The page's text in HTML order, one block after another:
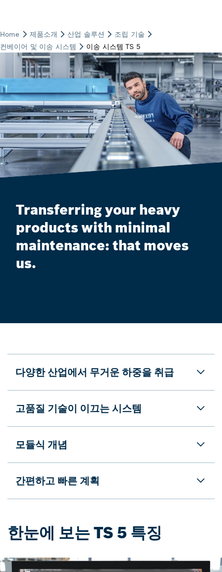
Transferring your heavy
products with minimal
maintenance: that moves
us.
다양한 산업에서 무거운 하중을 취급
고품질 기술이 이끄는 시스템
모듈식 개념
간편하고 빠른 계획
한눈에 보는 TS 5 특징